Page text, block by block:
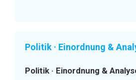
Politik · Einordnung &
Politik · Einordnung &